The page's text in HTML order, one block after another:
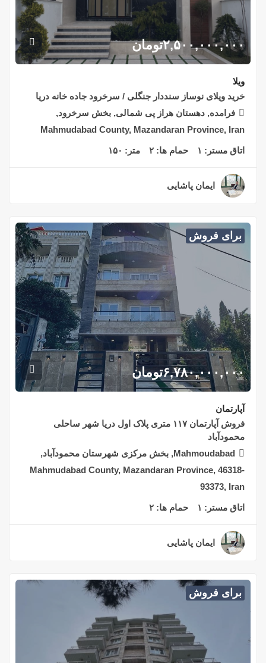
۲,۵۰۰,۰۰۰,۰۰۰تومان
ویلا
خرید ویلای نوساز سنددار جنگلی / سرخرود جاده خانه دریا
فرامده, دهستان هراز پی شمالی, بخش سرخرود,
Mahmudabad County, Mazandaran Province, Iran
اتاق مستر: ۱ حمام ها: ۲ متر: ۱۵۰
ایمان پاشایی
برای فروش
۶,۷۸۰,۰۰۰,۰۰۰تومان
آپارتمان
فروش آپارتمان ۱۱۷ متری پلاک اول دریا شهر ساحلی
محمودآباد
Mahmoudabad, بخش مرکزی شهرستان محمودآباد,
Mahmudabad County, Mazandaran Province, 46318-
93373, Iran
اتاق مستر: ۱ حمام ها: ۲
ایمان پاشایی
برای فروش